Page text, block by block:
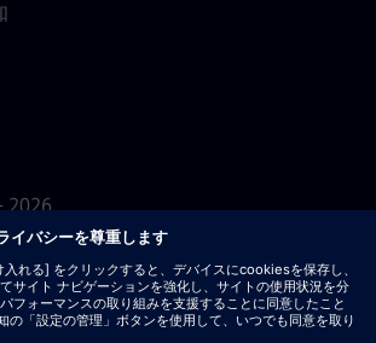
2026
採用をご希望の皆様へ：シーメンスで
わず手数料を請求することはありませ